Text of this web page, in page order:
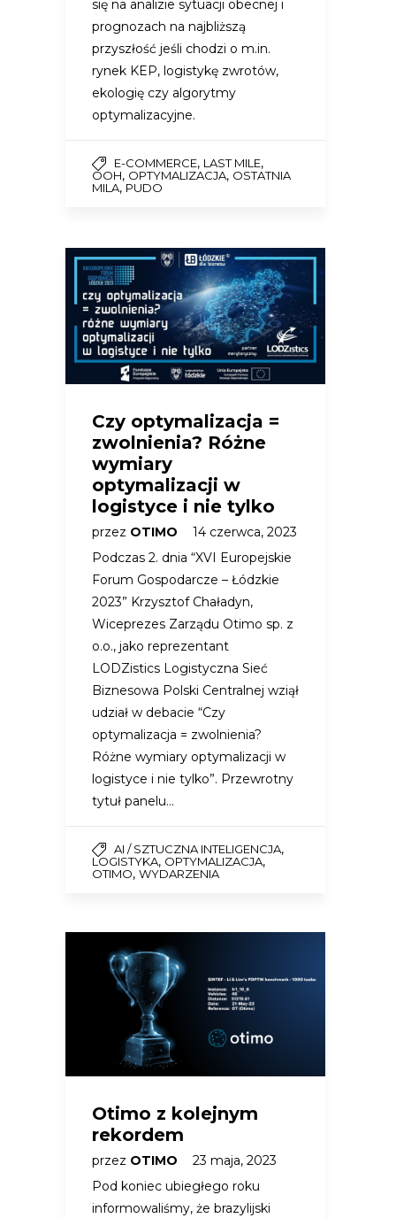
się na analizie sytuacji obecnej i
prognozach na najbliższą
przyszłość jeśli chodzi o m.in.
rynek KEP, logistykę zwrotów,
ekologię czy algorytmy
optymalizacyjne.
E-COMMERCE, LAST MILE,
OOH, OPTYMALIZACJA, OSTATNIA
MILA, PUDO
Czy optymalizacja =
zwolnienia? Różne
wymiary
optymalizacji w
logistyce i nie tylko
przez OTIMO
14 czerwca, 2023
Podczas 2. dnia “XVI Europejskie
Forum Gospodarcze – Łódzkie
2023” Krzysztof Chaładyn,
Wiceprezes Zarządu Otimo sp. z
o.o., jako reprezentant
LODZistics Logistyczna Sieć
Biznesowa Polski Centralnej wziął
udział w debacie “Czy
optymalizacja = zwolnienia?
Różne wymiary optymalizacji w
logistyce i nie tylko”. Przewrotny
tytuł panelu…
AI / SZTUCZNA INTELIGENCJA,
LOGISTYKA, OPTYMALIZACJA,
OTIMO, WYDARZENIA
Otimo z kolejnym
rekordem
przez OTIMO
23 maja, 2023
Pod koniec ubiegłego roku
informowaliśmy, że brazylijski